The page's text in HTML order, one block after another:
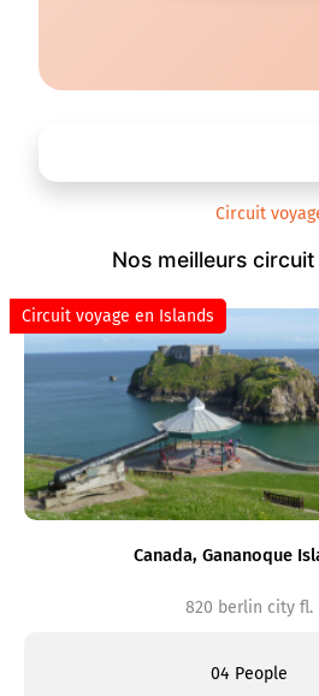
Circuit
Nos meilleurs
Circuit voyage en Islands
Canada, Gananoque
820 berlin city fl.
04 People